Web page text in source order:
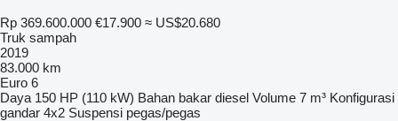
Rp 369.600.000 €17.900 ≈ US$20.680
Truk sampah
2019
83.000 km
Euro 6
Daya 150 HP (110 kW) Bahan bakar diesel Volume 7 m³ Konfigurasi
gandar 4x2 Suspensi pegas/pegas